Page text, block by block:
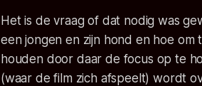
Het is de vraag of dat nodig was
een jongen en zijn hond en hoe
houden door daar de focus op te
(waar de film zich afspeelt) wordt